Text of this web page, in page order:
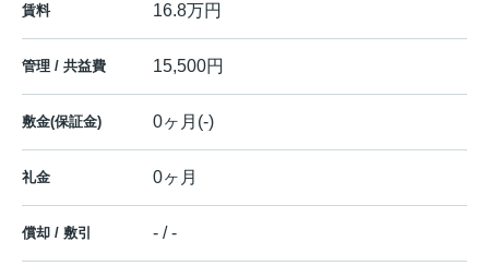
賃料 16.8万円
管理 / 共益費 15,500円
敷金(保証金) 0ヶ月(-)
礼金 0ヶ月
償却 / 敷引 - / -